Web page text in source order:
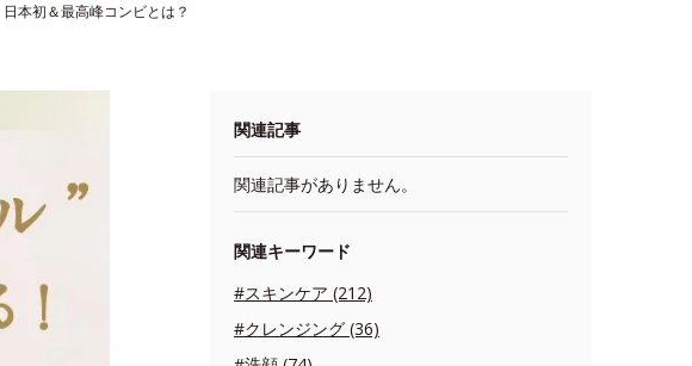
本初＆最高峰コンビとは？
関連記事
関連記事がありません。
関連キーワード
#スキンケア (212)
#クレンジング (36)